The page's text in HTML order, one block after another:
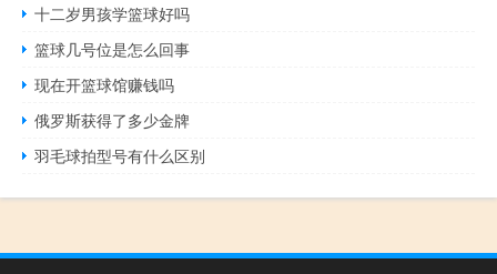
十二岁男孩学篮球好吗
篮球几号位是怎么回事
现在开篮球馆赚钱吗
俄罗斯获得了多少金牌
羽毛球拍型号有什么区别